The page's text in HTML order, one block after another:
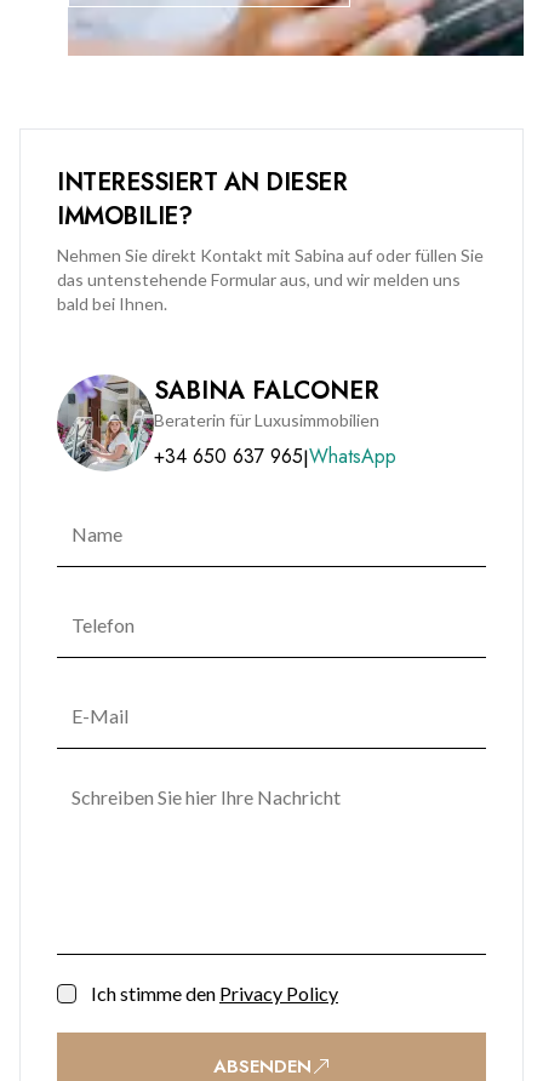
INTERESSIERT AN DIESER
IMMOBILIE?
Nehmen Sie direkt Kontakt mit Sabina auf oder füllen Sie
das untenstehende Formular aus, und wir melden uns
bald bei Ihnen.
SABINA FALCONER
Beraterin für Luxusimmobilien
+34 650 637 965|WhatsApp
Ich stimme den Privacy Policy
ABSENDEN